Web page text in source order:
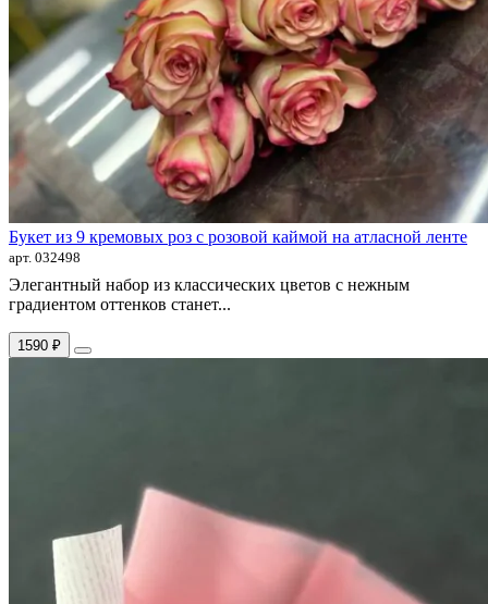
Букет из 9 кремовых роз с розовой каймой на атласной ленте
арт. 032498
Элегантный набор из классических цветов с нежным
градиентом оттенков станет...
1590 ₽